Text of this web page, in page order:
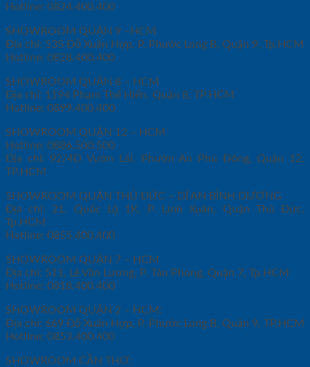
Hotline: 0824.400.400
SHOWROOM QUẬN 9 –HCM
Địa chỉ: 535 Đỗ Xuân Hợp, P. Phước Long B, Quận 9, Tp.HCM
Hotline: 0828.400.400
SHOWROOM QUẬN 8 – HCM
Địa chỉ: 1194 Phạm Thế Hiển, Quận 8, TP.HCM
Hotline: 0899.400.400
SHOWROOM QUẬN 12 – HCM
Hotline: 0886.500.500
Địa chỉ: 92/4D Vườn Lài, Phườn An Phú Đông, Quận 12,
TP.HCM
SHOWROOM QUẬN THỦ ĐỨC – DĨ AN BÌNH DƯƠNG
Địa chỉ: 21, Quốc Lộ 1K, P. Linh Xuân, Quận Thủ Đức,
Tp.HCM
Hotline: 0855.400.400
SHOWROOM QUẬN 7 – HCM
Địa chỉ: 511, Lê Văn Lương, P. Tân Phong, Quận 7, Tp.HCM
Hotline: 0818.400.400
SHOWROOM QUẬN 2 – HCM:
Địa chỉ: 669 Đỗ Xuân Hợp, P. Phước Long B, Quận 9, TP.HCM
Hotline: 0853.400.400
SHOWROOM CẦN THƠ: